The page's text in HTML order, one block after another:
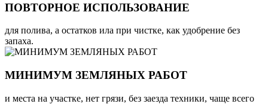
ПОВТОРНОЕ ИСПОЛЬЗОВАНИЕ
для полива, а остатков ила при чистке, как удобрение без
запаха.
МИНИМУМ ЗЕМЛЯНЫХ РАБОТ
и места на участке, нет грязи, без заезда техники, чаще всего